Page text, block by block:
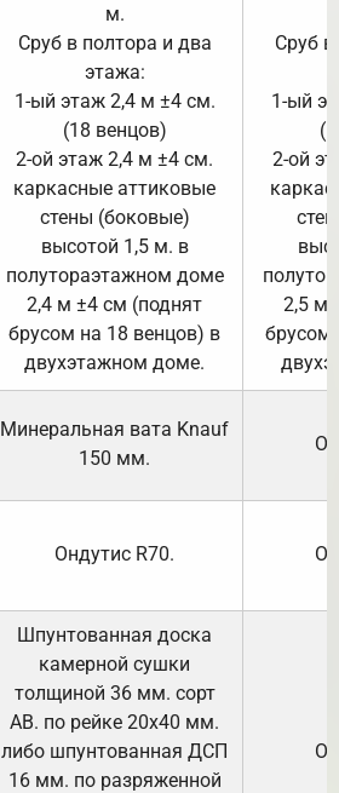
м.
Сруб в полтора и два
этажа:
1-ый этаж 2,4 м ±4 см.
(18 венцов)
2-ой этаж 2,4 м ±4 см.
каркасные аттиковые
стены (боковые)
высотой 1,5 м. в
полутораэтажном доме
2,4 м ±4 см (поднят
брусом на 18 венцов) в
двухэтажном доме.
Сруб
1-ый
2-ой
2,5 м
брусом
Минеральная вата Knauf
150 мм.
Ондутис R70.
Шпунтованная доска
камерной сушки
толщиной 36 мм. сорт
АВ. по рейке 20х40 мм.
либо шпунтованная ДСП
16 мм. по разряженной